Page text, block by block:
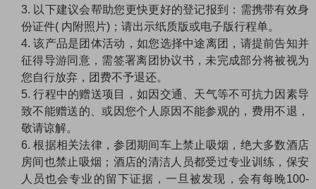
3. 以下建议会帮助您更快更好的登记报到：需携带有效身
份证件( 内附照片)；请出示纸质版或电子版行程单。
4. 该产品是团体活动，如您选择中途离团，请提前告知并
征得导游同意，需签署离团协议书，未完成部分将被视为
您自行放弃，团费不予退还。
5. 行程中的赠送项目，如因交通、天气等不可抗力因素导
致不能赠送的、或因您个人原因不能参观的，费用不退，
敬请谅解。
6. 根据相关法律，参团期间车上禁止吸烟，绝大多数酒店
房间也禁止吸烟；酒店的清洁人员都受过专业训练，保安
人员也会专业的留下证据，一旦被发现，会有每晚100-